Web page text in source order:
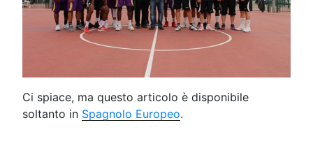
Ci spiace, ma questo articolo è disponibile
soltanto in Spagnolo Europeo.